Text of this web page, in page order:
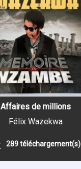
Affaires de millions
Félix Wazekwa
289 téléchargement(s)